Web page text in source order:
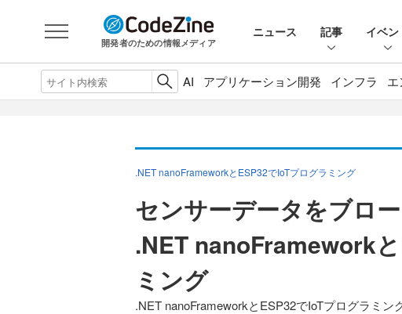
開発者のための情報メディア
ニュース 記事 イベン
AI アプリケーション開発 インフラ
.NET nanoFrameworkとESP32でIoTプログラミング
センサーデータをブロ
.NET nanoFramework
ミング
.NET nanoFrameworkとESP32でIoTプログラミン